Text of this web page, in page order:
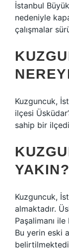
İstanbul
nedeniyle
çalışmalar
Kuzguncuk,
ilçesi
sahip bir
YAKIN?
Kuzguncuk,
almaktadır.
Paşalimanı
Bu yerin eski